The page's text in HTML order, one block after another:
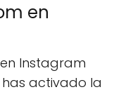
en
Instagram
activado la